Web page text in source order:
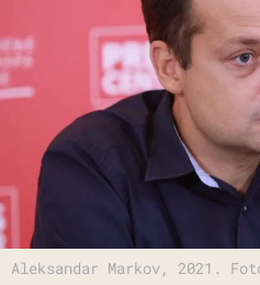
Aleksandar Markov, 2021.